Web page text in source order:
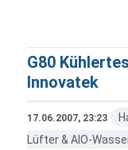
G80
Innovatek
17.06.2007, 23:23
Lüfter & AIO-